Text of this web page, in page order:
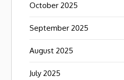
October 2025
September 2025
August 2025
July 2025